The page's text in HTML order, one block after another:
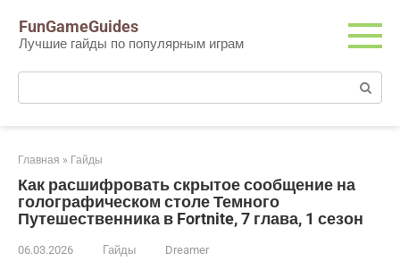
контенту
FunGameGuides
Лучшие гайды по популярным играм
Поиск:
Главная » Гайды
Как расшифровать скрытое сообщение на
голографическом столе Темного
Путешественника в Fortnite, 7 глава, 1 сезон
06.03.2026 Гайды Dreamer